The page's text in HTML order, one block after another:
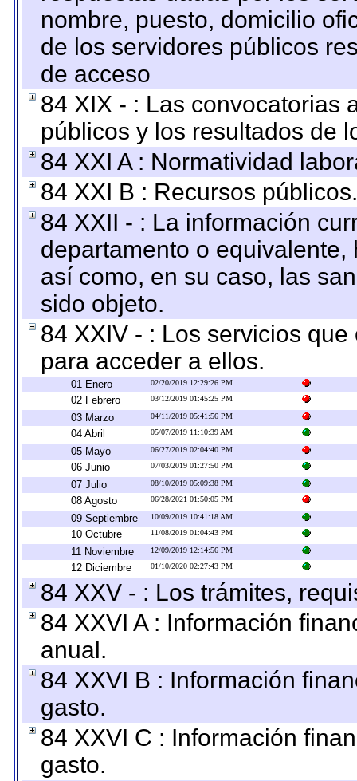
nombre, puesto, domicilio
de los servidores públicos
de acceso
84 XIX - : Las convocatorias
públicos y los resultados de
84 XXI A : Normatividad
84 XXI B : Recursos públicos.
84 XXII - : La información
departamento o
así como, en su caso, las
sido objeto.
84 XXIV - : Los servicios
para acceder a ellos.
01 Enero 02/20/2019 12:29:26 PM
02 Febrero 03/12/2019 01:45:25 PM
03 Marzo 04/11/2019 05:41:56 PM
04 Abril 05/07/2019 11:10:39 AM
05 Mayo 06/27/2019 02:04:40 PM
06 Junio 07/03/2019 01:27:50 PM
07 Julio 08/10/2019 05:09:38 PM
08 Agosto 06/28/2021 01:50:05 PM
09 Septiembre 10/09/2019 10:41:18 AM
10 Octubre 11/08/2019 01:04:43 PM
11 Noviembre 12/09/2019 12:14:56 PM
12 Diciembre 01/10/2020 02:27:43 PM
84 XXV - : Los trámites,
84 XXVI A : Información
anual.
84 XXVI B : Información
gasto.
84 XXVI C : Información
gasto.